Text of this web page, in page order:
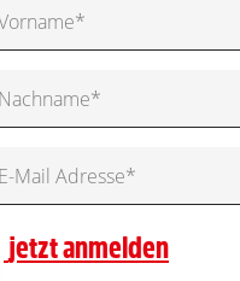
jetzt anmelden